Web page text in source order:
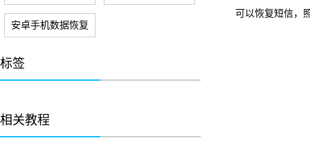
安卓手机数据恢复
标签
相关教程
可以恢复短信，